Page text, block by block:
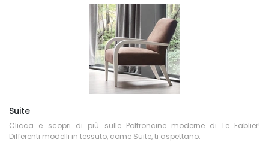
Suite
Clicca e scopri di più sulle Poltroncine moderne di Le Fablier!
Differenti modelli in tessuto, come Suite, ti aspettano.